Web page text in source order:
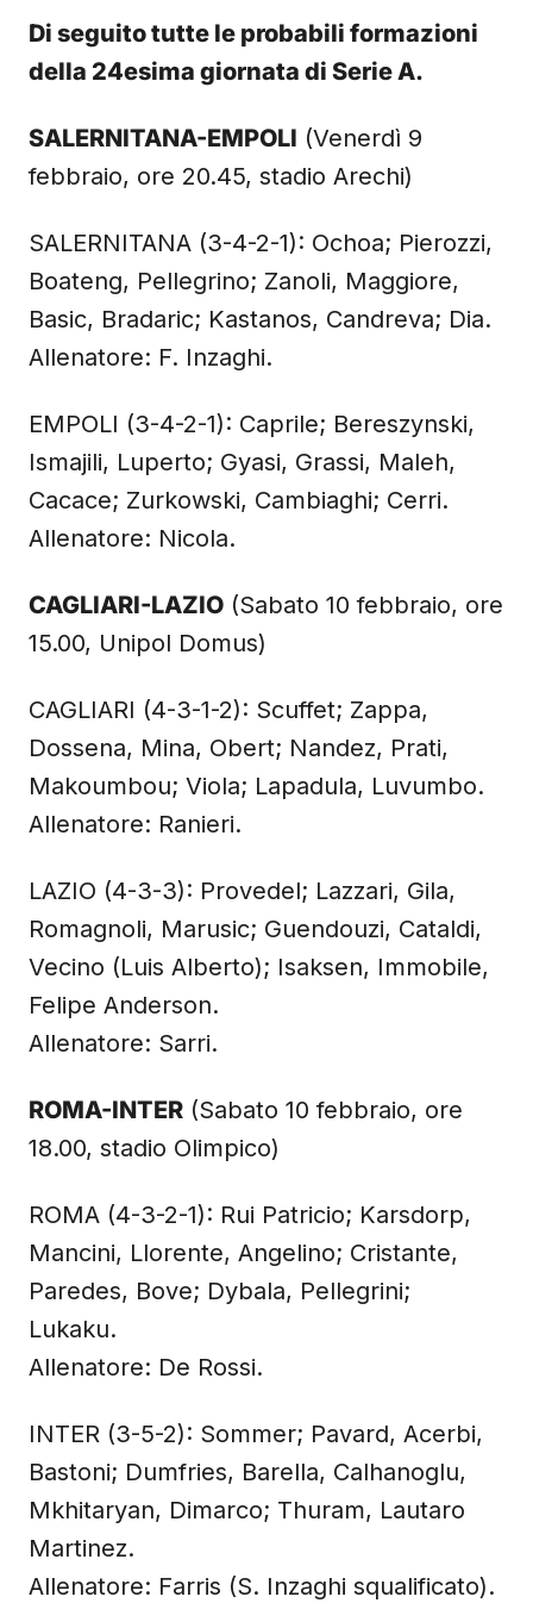
Di seguito tutte le probabili formazioni
della 24esima giornata di Serie A.
SALERNITANA-EMPOLI (Venerdì 9
febbraio, ore 20.45, stadio Arechi)
SALERNITANA (3-4-2-1): Ochoa; Pierozzi,
Boateng, Pellegrino; Zanoli, Maggiore,
Basic, Bradaric; Kastanos, Candreva; Dia.
Allenatore: F. Inzaghi.
EMPOLI (3-4-2-1): Caprile; Bereszynski,
Ismajili, Luperto; Gyasi, Grassi, Maleh,
Cacace; Zurkowski, Cambiaghi; Cerri.
Allenatore: Nicola.
CAGLIARI-LAZIO (Sabato 10 febbraio, ore
15.00, Unipol Domus)
CAGLIARI (4-3-1-2): Scuffet; Zappa,
Dossena, Mina, Obert; Nandez, Prati,
Makoumbou; Viola; Lapadula, Luvumbo.
Allenatore: Ranieri.
LAZIO (4-3-3): Provedel; Lazzari, Gila,
Romagnoli, Marusic; Guendouzi, Cataldi,
Vecino (Luis Alberto); Isaksen, Immobile,
Felipe Anderson.
Allenatore: Sarri.
ROMA-INTER (Sabato 10 febbraio, ore
18.00, stadio Olimpico)
ROMA (4-3-2-1): Rui Patricio; Karsdorp,
Mancini, Llorente, Angelino; Cristante,
Paredes, Bove; Dybala, Pellegrini;
Lukaku.
Allenatore: De Rossi.
INTER (3-5-2): Sommer; Pavard, Acerbi,
Bastoni; Dumfries, Barella, Calhanoglu,
Mkhitaryan, Dimarco; Thuram, Lautaro
Martinez.
Allenatore: Farris (S. Inzaghi squalificato).